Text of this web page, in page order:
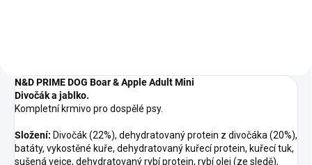
N&D PRIME DOG Boar & Apple Adult Mini
Divočáka jablko.
Kompletní krmivo pro dospělé psy.
Složení: Divočák (22%), dehydratovaný protein z divočáka (20%),
batáty, vykostěné kuře, dehydratovaný kuřecí protein, kuřecí tuk,
sušená vejce, dehydratovaný rybí protein, rybí olej (ze sledě),